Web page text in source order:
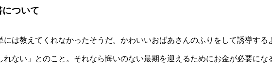
について
は教えてくれなかったそうだ。かわいいおばあさんのふりをして誘導する
ない」とのこと。それなら悔いのない最期を迎えるためにお金が必要にな